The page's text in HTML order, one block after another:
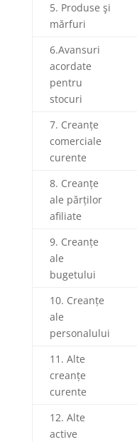
5. Produse şi
mărfuri
6.Avansuri
acordate
pentru
stocuri
7. Creanțe
comerciale
curente
8. Creanțe
ale părților
afiliate
9. Creanțe
ale
bugetului
10. Creanțe
ale
personalului
11. Alte
creanțe
curente
12. Alte
active